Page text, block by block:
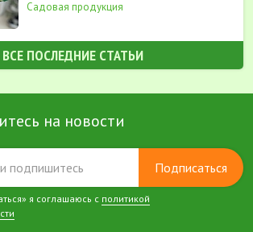
Садовая продукция
ВСЕ ПОСЛЕДНИЕ СТАТЬИ
на новости
Подписаться
я соглашаюсь с политикой